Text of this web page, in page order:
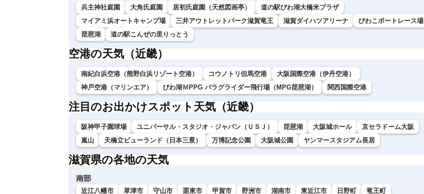
兵主神社庭園 大角氏庭園 居初氏庭園（天然図画亭）
道の駅びわ湖大橋米プラザ
マイアミ浜オートキャンプ場
三井アウトレットパーク滋賀竜王 滋賀ダイハツアリーナ
びわこボートレース場
琵琶湖
道の駅こんぜの里りっとう
空港の天気（近畿）
南紀白浜空港（熊野白浜リゾート空港） コウノトリ但馬空港
大阪国際空港（伊丹空港）
神戸空港（マリンエア）
びわ湖ＭPPG パラグライダー飛行場（MPG琵琶湖） 関西国際空港
注目のお出かけスポット天気（近畿）
阪神甲子園球場 ユニバーサル・スタジオ・ジャパン（ＵＳＪ） 琵琶湖 大阪城ホール
京セラドーム大阪
嵐山
天橋立ビューランド（日本三景） 万博記念公園 大阪城公園 ヤンマースタジアム長居
滋賀県の各地の天気
南部
近江八幡市 草津市 守山市 栗東市 甲賀市 野洲市 湖南市 東近江市 日野町 竜王町